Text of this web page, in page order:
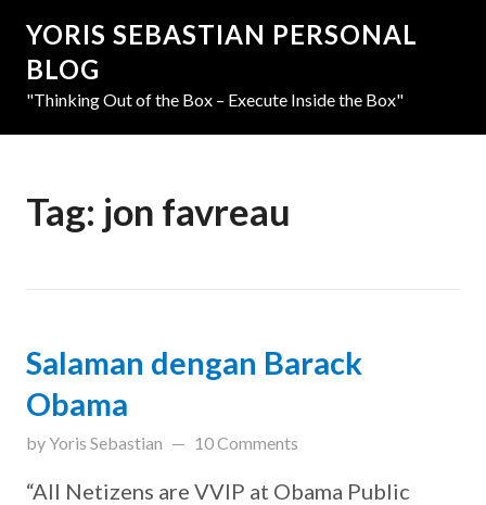
YORIS SEBASTIAN PERSONAL
BLOG
"Thinking Out of the Box – Execute Inside the Box"
Tag: jon favreau
Salaman dengan Barack
Obama
by Yoris Sebastian updated onMarch 31, 2019
10 Comments
“All Netizens are VVIP at Obama Public